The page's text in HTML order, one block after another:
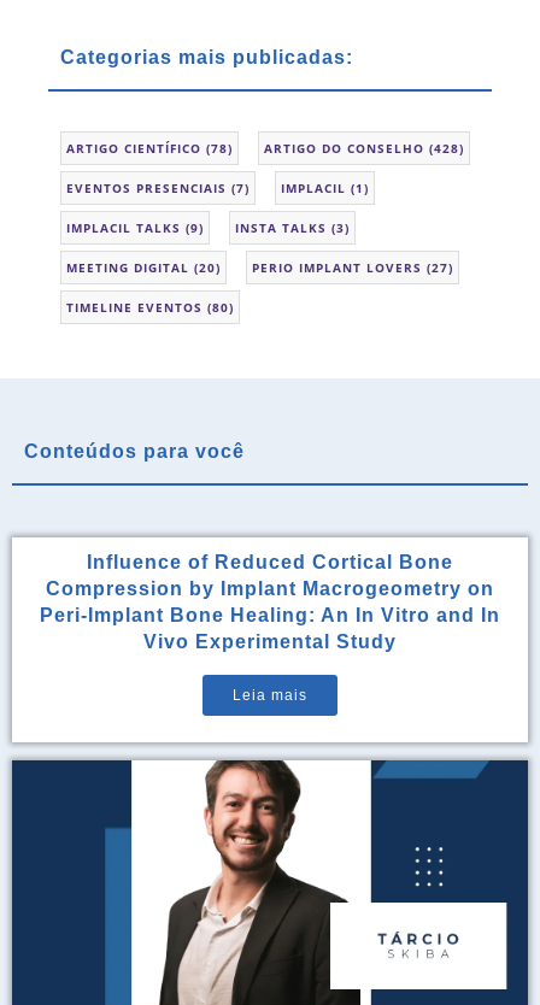
Categorias mais publicadas:
ARTIGO CIENTÍFICO (78) ARTIGO DO CONSELHO (428)
EVENTOS PRESENCIAIS (7) IMPLACIL (1)
IMPLACIL TALKS (9) INSTA TALKS (3)
MEETING DIGITAL (20) PERIO IMPLANT LOVERS (27)
TIMELINE EVENTOS (80)
Conteúdos para você
Influence of Reduced Cortical Bone
Compression by Implant Macrogeometry on
Peri-Implant Bone Healing: An In Vitro and In
Vivo Experimental Study
Leia mais